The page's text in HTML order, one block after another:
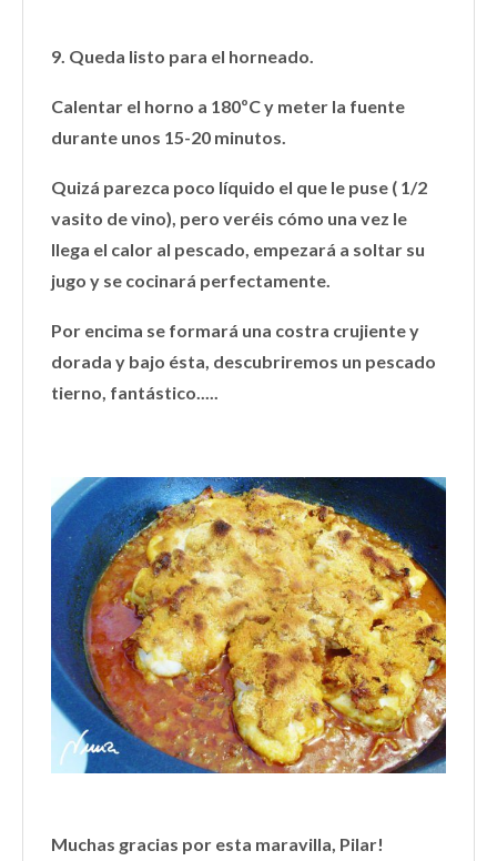
9. Queda listo para el horneado.
Calentar el horno a 180ºC y meter la fuente
durante unos 15-20 minutos.
Quizá parezca poco líquido el que le puse ( 1/2
vasito de vino), pero veréis cómo una vez le
llega el calor al pescado, empezará a soltar su
jugo y se cocinará perfectamente.
Por encima se formará una costra crujiente y
dorada y bajo ésta, descubriremos un pescado
tierno, fantástico.....
Muchas gracias por esta maravilla, Pilar!